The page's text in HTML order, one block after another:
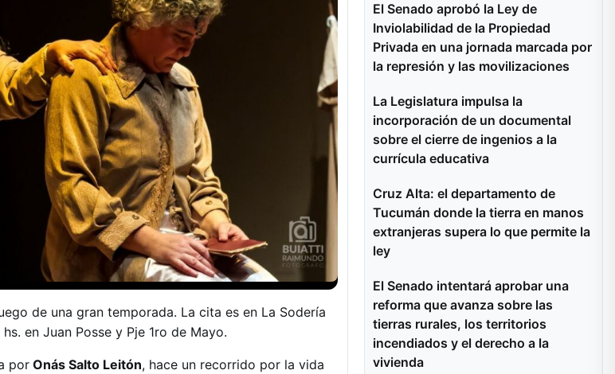
de una gran temporada. La cita es en La Sodería
en Juan Posse y Pje 1ro de Mayo.
porOnás Salto Leitón, hace un recorrido por la vida
El Senado aprobó la Ley de
Inviolabilidad de la Propiedad
Privada en una jornada marcada por
la represión y las movilizaciones
La Legislatura impulsa la
incorporación de un documental
sobre el cierre de ingenios a la
currícula educativa
Cruz Alta: el departamento de
Tucumán donde la tierra en manos
extranjeras supera lo que permite la
ley
El Senado intentará aprobar una
reforma que avanza sobre las
tierras rurales, los territorios
incendiados y el derecho a la
vivienda